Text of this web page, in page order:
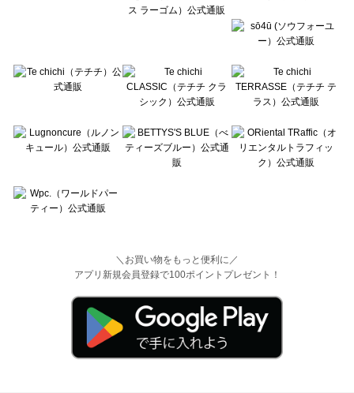
＼お買い物をもっと便利に／
アプリ新規会員登録で100ポイントプレゼント！